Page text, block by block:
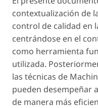
contextualización de
control de calidad en
centrándose en el
como herramienta
utilizada.
las técnicas de
pueden desempeñar
de manera más